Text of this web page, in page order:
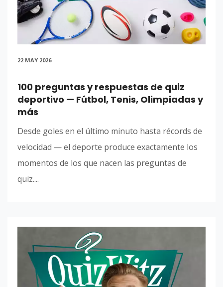
22 MAY 2026
100 preguntas y respuestas de quiz
deportivo — Fútbol, Tenis, Olimpiadas y
más
Desde goles en el último minuto hasta récords de
velocidad — el deporte produce exactamente los
momentos de los que nacen las preguntas de
quiz....